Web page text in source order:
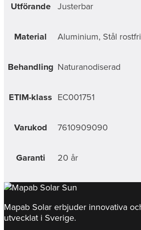
Utförande
Justerbar
Material Aluminium, Stål
Behandling Naturanodiserad
ETIM-klass EC001751
Varukod 7610909090
Garanti 20 år
Mapab Solar erbjuder innovativa
utvecklat i Sverige.